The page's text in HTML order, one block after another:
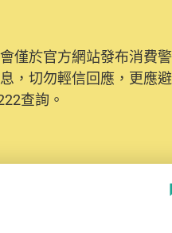
僅於官方網站發布消費
，切勿輕信回應，更應
查詢。